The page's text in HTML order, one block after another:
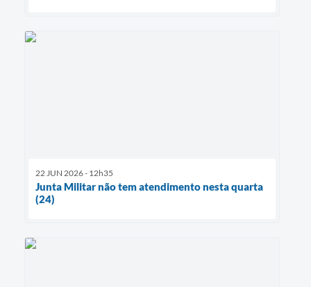
22 JUN 2026 - 12h35
Junta Militar não tem atendimento nesta quarta
(24)